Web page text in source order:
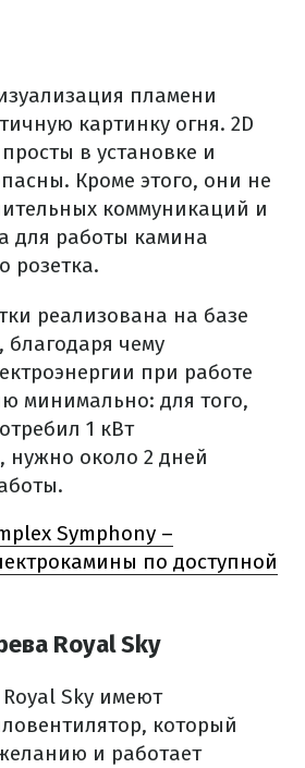
пламени
картинку огня. 2D
в установке и
Кроме этого, они не
коммуникаций и
для работы камина
розетка.
реализована на базе
благодаря чему
при работе
минимально: для того,
1 кВт
нужно около 2 дней
Symphony –
по доступной
Royal Sky
Sky имеют
который
и работает